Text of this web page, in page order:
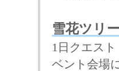
雪花ツリ
1日クエス
ベント会場